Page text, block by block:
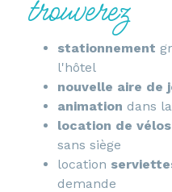
trouverez
stationnement
l'hôtel
nouvelle aire de
animation dans
location de vélos
sans siège
location
demande